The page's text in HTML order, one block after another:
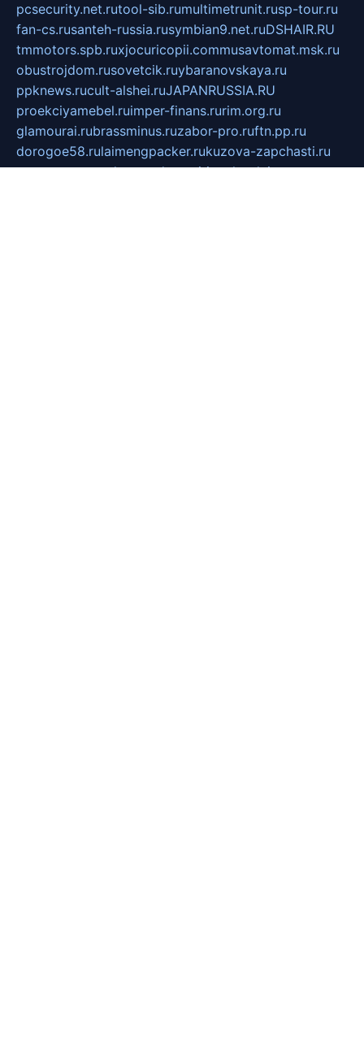
pcsecurity.net.rutool-sib.rumultimetrunit.rusp-tour.ru
fan-cs.rusanteh-russia.rusymbian9.net.ruDSHAIR.RU
tmmotors.spb.ruxjocuricopii.commusavtomat.msk.ru
obustrojdom.rusovetcik.ruybaranovskaya.ru
ppknews.rucult-alshei.ruJAPANRUSSIA.RU
proekciyamebel.ruimper-finans.rurim.org.ru
glamourai.rubrassminus.ruzabor-pro.ruftn.pp.ru
dorogoe58.rulaimengpacker.rukuzova-zapchasti.ru
sageerp.rutaxodrom.rudsrazvitie.ruhardcity.net.ru